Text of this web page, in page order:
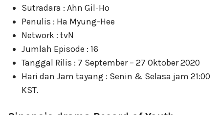
Sutradara : Ahn Gil-Ho
Penulis : Ha Myung-Hee
Network : tvN
Jumlah Episode : 16
Tanggal Rilis : 7 September – 27 Oktober 2020
Hari dan Jam tayang : Senin & Selasa jam 21:00
KST.